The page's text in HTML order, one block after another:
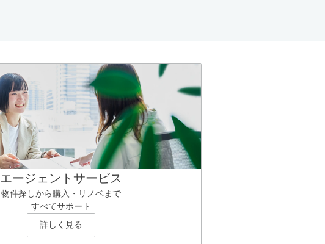
エージェントサービス
物件探しから購入・リノベまで
すべてサポート
詳しく見る